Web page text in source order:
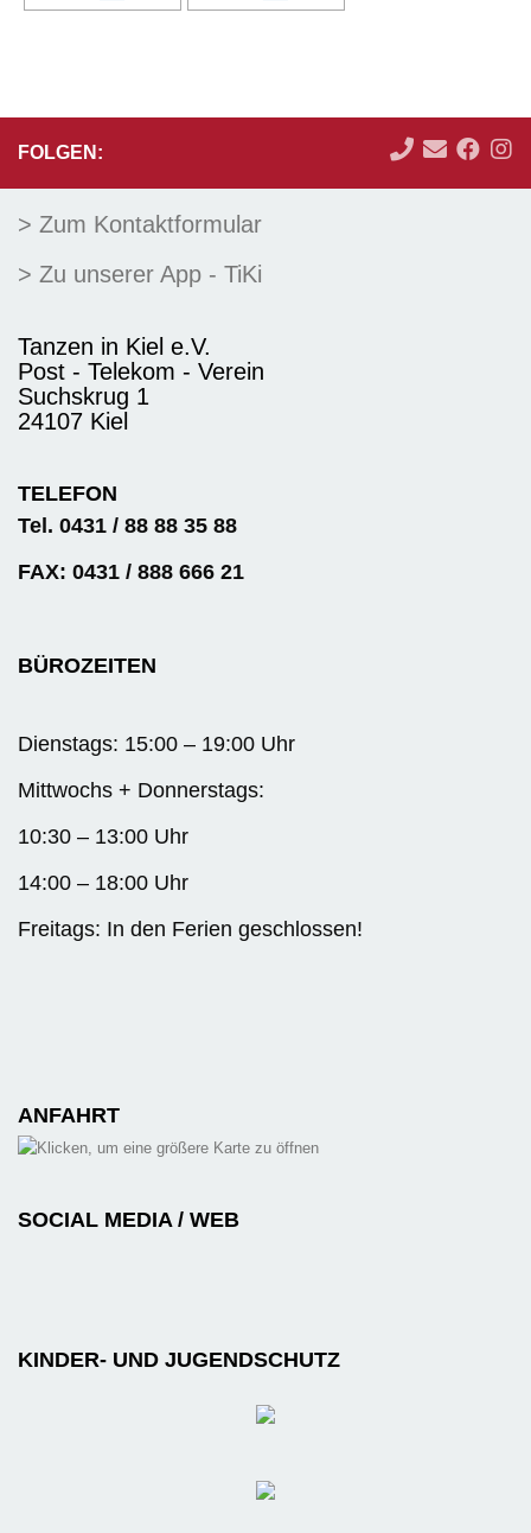
FOLGEN:
> Zum Kontaktformular
> Zu unserer App - TiKi
Tanzen in Kiel e.V.
Post - Telekom - Verein
Suchskrug 1
24107 Kiel
TELEFON
Tel. 0431 / 88 88 35 88
FAX: 0431 / 888 666 21
BÜROZEITEN
Dienstags: 15:00 – 19:00 Uhr
Mittwochs + Donnerstags:
10:30 – 13:00 Uhr
14:00 – 18:00 Uhr
Freitags: In den Ferien geschlossen!
ANFAHRT
SOCIAL MEDIA / WEB
KINDER- UND JUGENDSCHUTZ